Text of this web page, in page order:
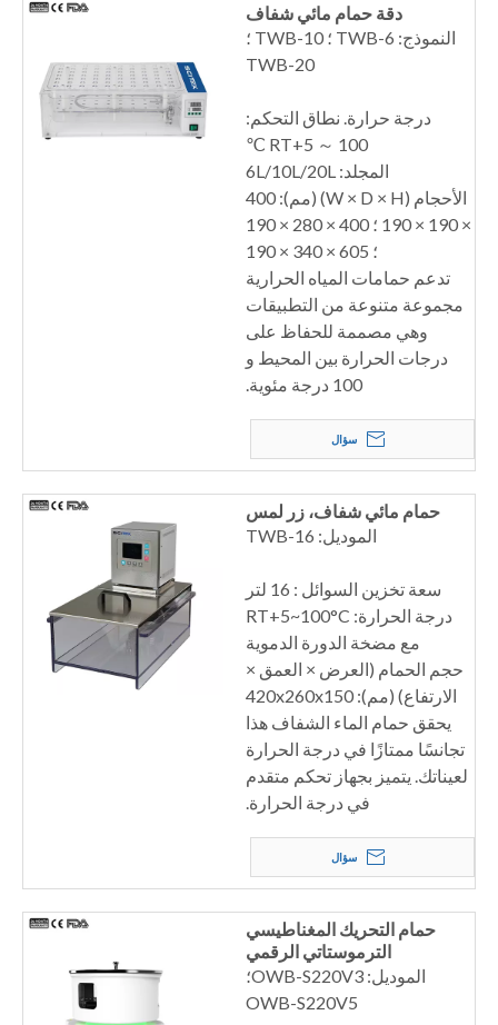
دقة حمام مائي شفاف
النموذج: TWB-6 ؛ TWB-10 ؛
TWB-20
درجة حرارة. نطاق التحكم:
RT+5 ～ 100 ℃
المجلد: 6L/10L/20L
الأحجام (W × D × H) (مم): 400
× 190 × 190 ؛ 400 × 280 × 190
؛ 605 × 340 × 190
تدعم حمامات المياه الحرارية
مجموعة متنوعة من التطبيقات
وهي مصممة للحفاظ على
درجات الحرارة بين المحيط و
100 درجة مئوية.
سؤال
حمام مائي شفاف، زر لمس
الموديل: TWB-16
سعة تخزين السوائل : 16 لتر
درجة الحرارة: RT+5~100°C
مع مضخة الدورة الدموية
حجم الحمام (العرض × العمق ×
الارتفاع) (مم): 420x260x150
يحقق حمام الماء الشفاف هذا
تجانسًا ممتازًا في درجة الحرارة
لعيناتك. يتميز بجهاز تحكم متقدم
في درجة الحرارة.
سؤال
حمام التحريك المغناطيسي
الترموستاتي الرقمي
الموديل: OWB-S220V3؛
OWB-S220V5